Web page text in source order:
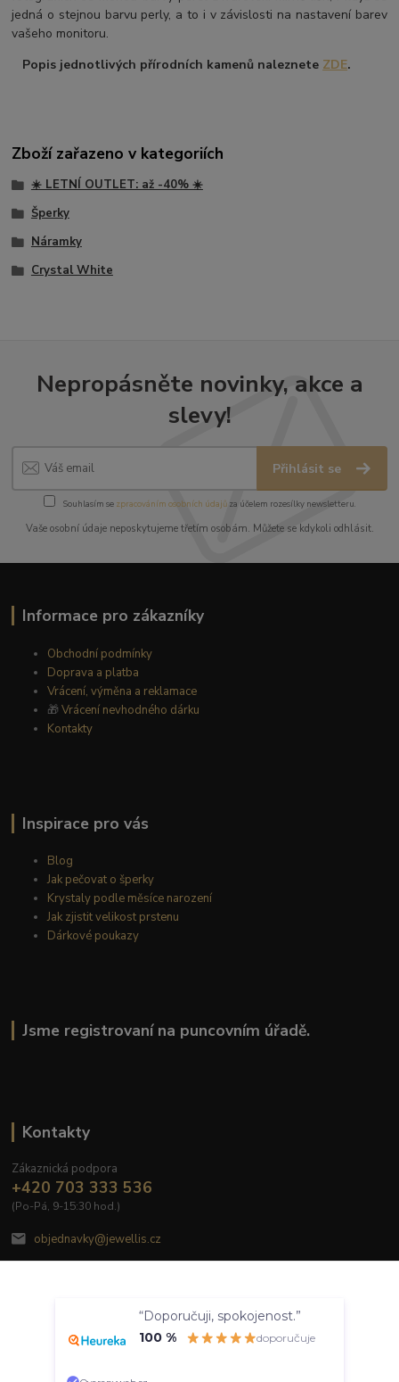
jedná o stejnou barvu perly, a to i v závislosti na nastavení barev
vašeho monitoru.
Popis jednotlivých přírodních kamenů naleznete ZDE.
Zboží zařazeno v kategoriích
☀️ LETNÍ OUTLET: až -40% ☀️
Šperky
Náramky
Crystal White
Nepropásněte novinky, akce a
slevy!
Přihlásit se
Souhlasím se zpracováním osobních údajůza účelem rozesílky newsletteru.
Vaše osobní údaje neposkytujeme třetím osobám. Můžete se kdykoli odhlásit.
Informace pro zákazníky
Obchodní podmínky
Doprava a platba
Vrácení, výměna a reklamace
🎁Vrácení nevhodného dárku
Kontakty
Inspirace pro vás
Blog
Jak pečovat o šperky
Krystaly podle měsíce narození
Jak zjistit velikost prstenu
Dárkové poukazy
Jsme registrovaní na puncovním úřadě.
Kontakty
Zákaznická podpora
+420 703 333 536
(Po-Pá, 9-15:30 hod.)
objednavky@jewellis.cz
Nastavení Souhlasím
“Doporučuji, spokojenost.”
100 %
doporučuje